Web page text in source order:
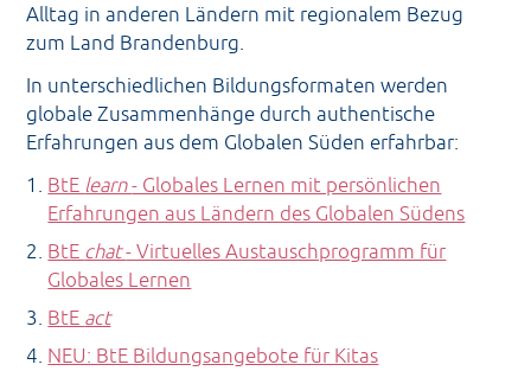
Alltag in anderen Ländern mit regionalem Bezug
zum Land Brandenburg.
In unterschiedlichen Bildungsformaten werden
globale Zusammenhänge durch authentische
Erfahrungen aus dem Globalen Süden erfahrbar:
BtE learn- Globales Lernen mit persönlichen
Erfahrungen aus Ländern des Globalen Südens
BtE chat- Virtuelles Austauschprogramm für
Globales Lernen
BtE act
NEU: BtE Bildungsangebote für Kitas